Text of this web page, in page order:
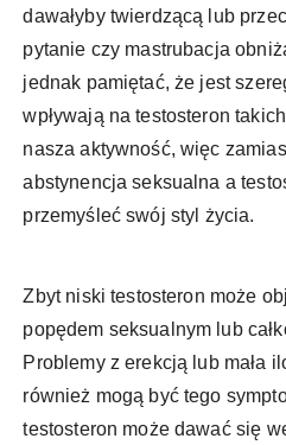
dawałyby twierdzącą lub
pytanie czy mastrubacja
jednak pamiętać, że jest
wpływają na testosteron
nasza aktywność, więc
abstynencja seksualna a
przemyśleć swój styl życia.
Zbyt niski testosteron może
popędem seksualnym lub
Problemy z erekcją lub mała
również mogą być tego
testosteron może dawać się